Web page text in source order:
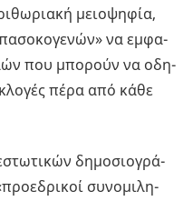
μειο­ψη­φία,
να εμ­φα­
που μπο­ρούν να οδη­
πέρα από κάθε
δη­μο­σιο­γρά­
συ­νο­μι­λη­